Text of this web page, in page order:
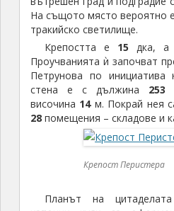
На същото място вероятно
тракийско светилище.
Крепостта е 15 дка, а
Проучванията ѝ започват
Петрунова по
стена е с дължина 253
височина 14м. Покрай нея
28помещения – складове и
Крепост Перистера
Планът на